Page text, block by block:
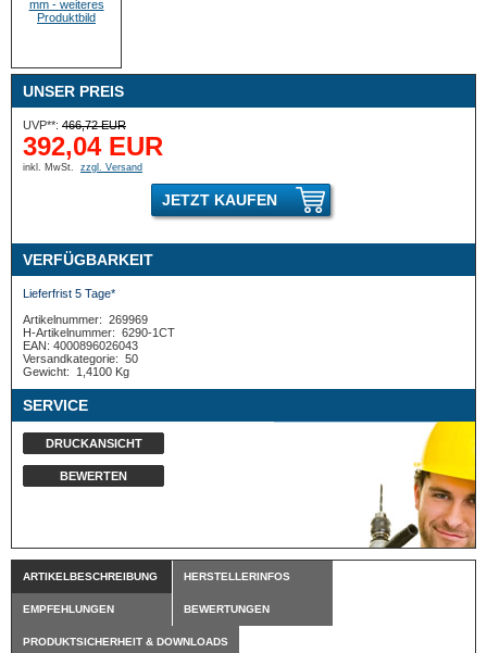
UNSER PREIS
UVP**: 466,72 EUR
392,04 EUR
inkl. MwSt. zzgl. Versand
JETZT KAUFEN
VERFÜGBARKEIT
Lieferfrist 5 Tage*
Artikelnummer: 269969
H-Artikelnummer: 6290-1CT
EAN: 4000896026043
Versandkategorie: 50
Gewicht:
1,4100 Kg
SERVICE
DRUCKANSICHT
BEWERTEN
ARTIKELBESCHREIBUNG HERSTELLERINFOS
EMPFEHLUNGEN BEWERTUNGEN
PRODUKTSICHERHEIT & DOWNLOADS